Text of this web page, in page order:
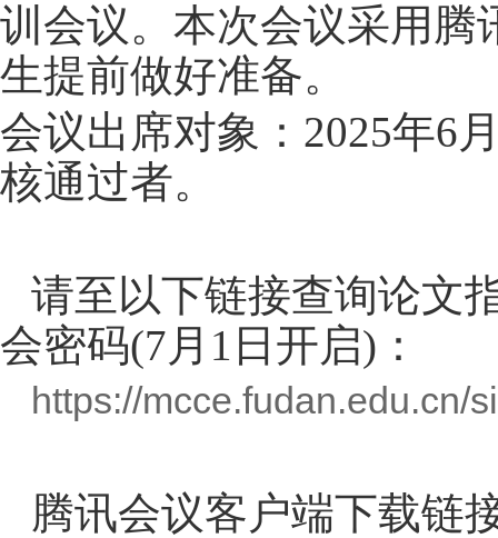
训会议。本次会议采用腾
生提前做好准备。
会议出席对象： 2025年6
核通过者。
请至以下链接查询论文
会密码(7月 1 日开启) ：
https://mcce.fudan.edu.cn/
腾讯会议客户端下载链